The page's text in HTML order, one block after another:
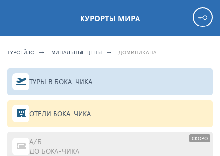
КУРОРТЫ МИРА
ТУРСЕЙЛС МИНАЛЬНЫЕ ЦЕНЫ ДОМИНИКАНА
ТУРЫ В БОКА-ЧИКА
ОТЕЛИ БОКА-ЧИКА
СКОРО
А/Б
ДО БОКА-ЧИКА